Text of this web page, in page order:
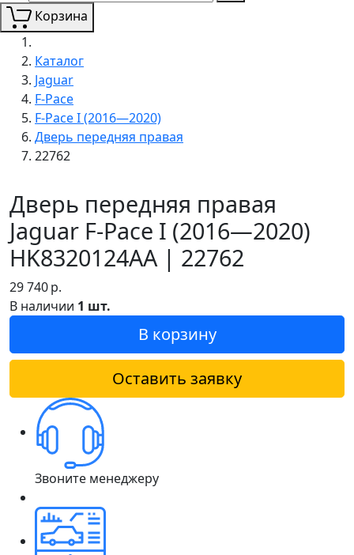
Корзина
Каталог
Jaguar
F-Pace
F-Pace I (2016—2020)
Дверь передняя правая
22762
Дверь передняя правая
Jaguar F-Pace I (2016—2020)
HK8320124AA | 22762
29 740р.
В наличии 1 шт.
В корзину
Оставить заявку
Звоните менеджеру